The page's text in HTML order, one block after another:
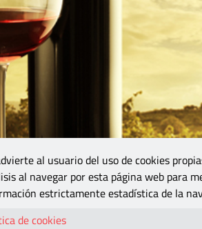
producción
al usuario del uso de cookies
al navegar por esta página web para
estrictamente estadística de la
de cookies